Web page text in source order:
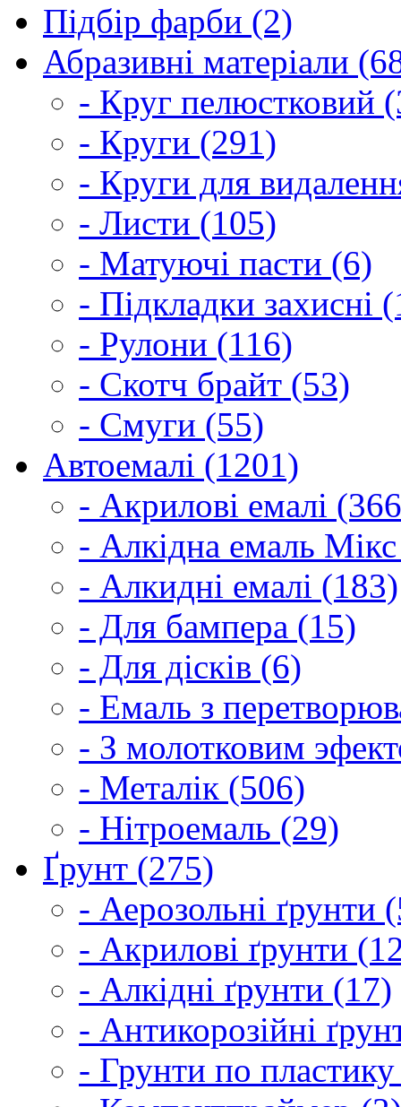
Підбір фарби (2)
Абразивні матеріали
- Круг пелюстковий
- Круги (291)
- Круги для
- Листи (105)
- Матуючі пасти (6)
- Підкладки захисні
- Рулони (116)
- Скотч брайт (53)
- Смуги (55)
Автоемалі (1201)
- Акрилові емалі
- Алкідна емаль
- Алкидні емалі (183)
- Для бампера (15)
- Для дісків (6)
- Емаль з
- З молотковим
- Металік (506)
- Нітроемаль (29)
Ґрунт (275)
- Аерозольні ґрунти
- Акрилові ґрунти
- Алкідні ґрунти (17)
- Антикорозійні
- Грунти по